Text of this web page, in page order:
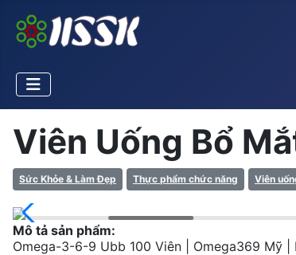
Viên Uống Bổ
Sức Khỏe & Làm Đẹp Thực phẩm chức năng Viên
Mô tả sản phẩm:
Omega-3-6-9 Ubb 100 Viên | Omega369 Mỹ